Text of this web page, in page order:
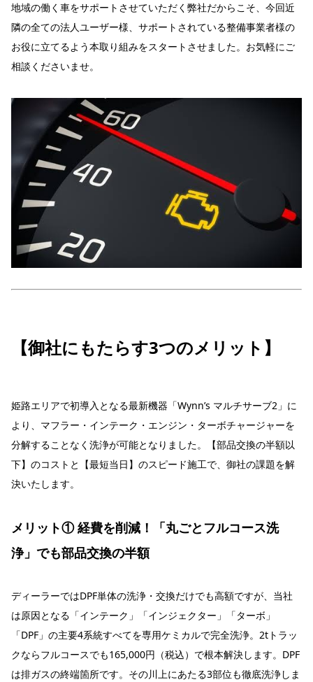
地域の働く車をサポートさせていただく弊社だからこそ、今回近
隣の全ての法人ユーザー様、サポートされている整備事業者様の
お役に立てるよう本取り組みをスタートさせました。お気軽にご
相談くださいませ。
【御社にもたらす3つのメリット】
姫路エリアで初導入となる最新機器「Wynn’s マルチサーブ2」に
より、マフラー・インテーク・エンジン・ターボチャージャーを
分解することなく洗浄が可能となりました。【部品交換の半額以
下】のコストと【最短当日】のスピード施工で、御社の課題を解
決いたします。
メリット① 経費を削減！「丸ごとフルコース洗
浄」でも部品交換の半額
ディーラーではDPF単体の洗浄・交換だけでも高額ですが、当社
は原因となる「インテーク」「インジェクター」「ターボ」
「DPF」の主要4系統すべてを専用ケミカルで完全洗浄。2tトラッ
クならフルコースでも165,000円（税込）で根本解決します。DPF
は排ガスの終端箇所です。その川上にあたる3部位も徹底洗浄しま